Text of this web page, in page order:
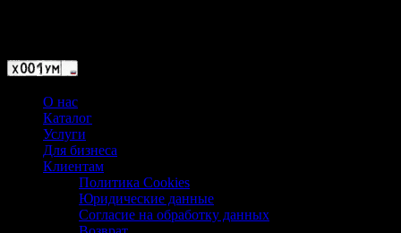
О нас
Каталог
Услуги
Для бизнеса
Клиентам
Политика Cookies
Юридические данные
Согласие на обработку данных